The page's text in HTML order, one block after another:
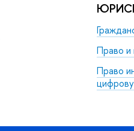
Право и
Право